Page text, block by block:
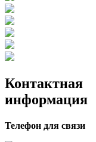
Контактная
информация
Телефон для связи